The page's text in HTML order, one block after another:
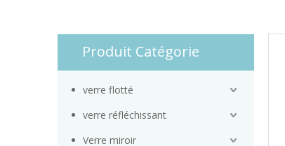
Produit Catégorie
verre flotté
verre réfléchissant
Verre miroir